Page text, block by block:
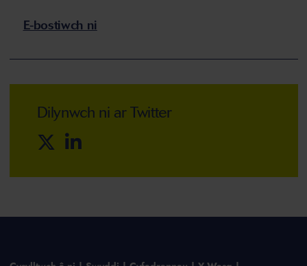
E-bostiwch ni
Dilynwch ni ar Twitter